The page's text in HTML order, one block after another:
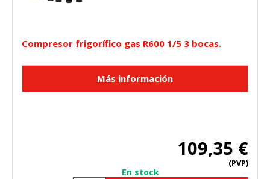
Compresor frigorífico gas R600 1/5 3 bocas.
109,35 €
(PVP)
En stock